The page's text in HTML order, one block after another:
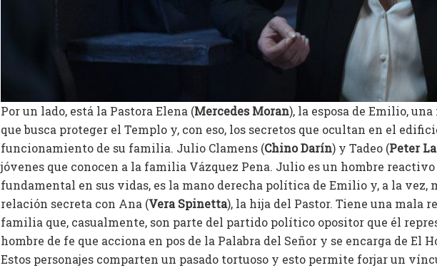
Por un lado, está la Pastora Elena (Mercedes Moran), la esposa de Emilio,
que busca proteger el Templo y, con eso, los secretos que ocultan en el
funcionamiento de su familia. Julio Clamens (Chino Darín) y Tadeo (Peter
jóvenes que conocen a la familia Vázquez Pena. Julio es un hombre
fundamental en sus vidas, es la mano derecha política de Emilio y, a la vez,
relación secreta con Ana (Vera Spinetta), la hija del Pastor. Tiene una mala
familia que, casualmente, son parte del partido político opositor que él
hombre de fe que acciona en pos de la Palabra del Señor y se encarga de El
Estos personajes comparten un pasado tortuoso y esto permite forjar un